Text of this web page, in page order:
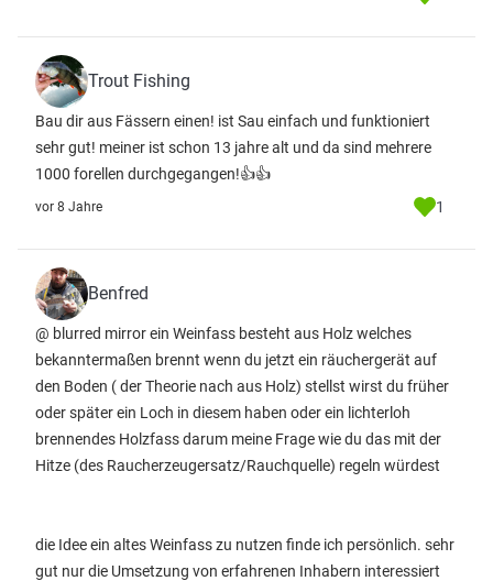
Trout Fishing
Bau dir aus Fässern einen! ist Sau einfach und funktioniert
sehr gut! meiner ist schon 13 jahre alt und da sind mehrere
1000 forellen durchgegangen!👍👍
vor 8 Jahre 1
Benfred
@ blurred mirror ein Weinfass besteht aus Holz welches
bekanntermaßen brennt wenn du jetzt ein räuchergerät auf
den Boden ( der Theorie nach aus Holz) stellst wirst du früher
oder später ein Loch in diesem haben oder ein lichterloh
brennendes Holzfass darum meine Frage wie du das mit der
Hitze (des Raucherzeugersatz/Rauchquelle) regeln würdest
die Idee ein altes Weinfass zu nutzen finde ich persönlich. sehr
gut nur die Umsetzung von erfahrenen Inhabern interessiert